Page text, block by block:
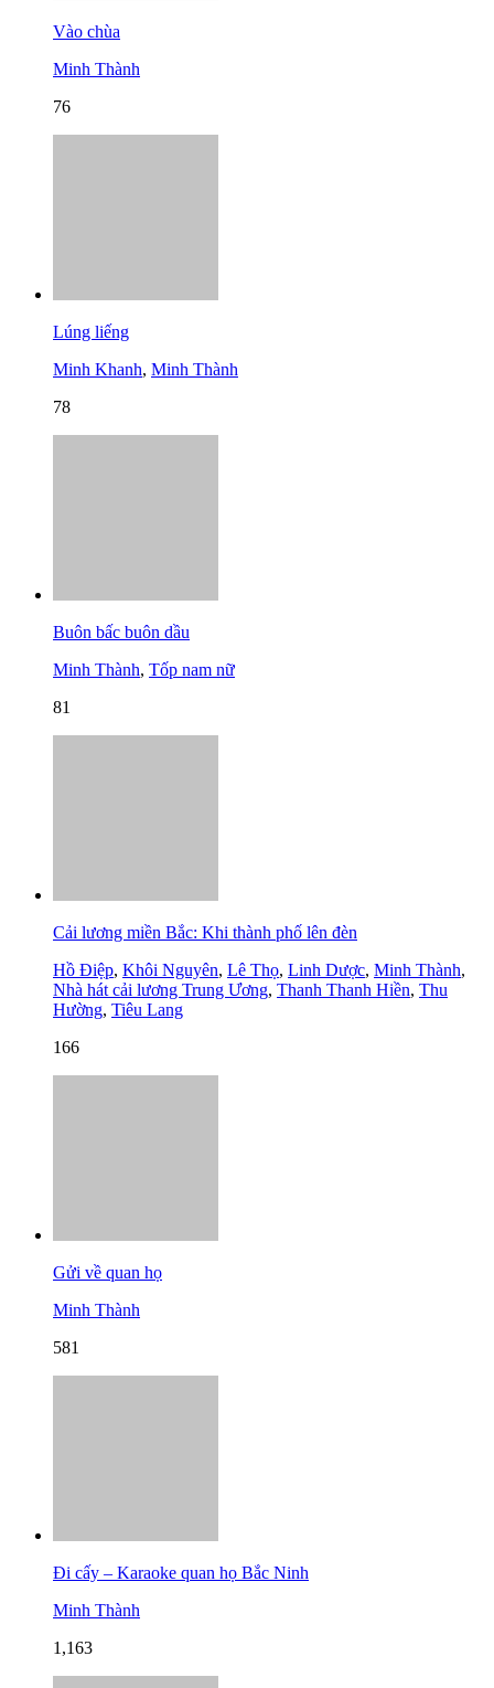
Vào chùa
Minh Thành
76
Lúng liếng
Minh Khanh, Minh Thành
78
Buôn bấc buôn dầu
Minh Thành, Tốp nam nữ
81
Cải lương miền Bắc: Khi thành phố lên đèn
Hồ Điệp, Khôi Nguyên, Lê Thọ, Linh Dược, Minh Thành,
Nhà hát cải lương Trung Ương, Thanh Thanh Hiền, Thu
Hường, Tiêu Lang
166
Gửi về quan họ
Minh Thành
581
Đi cấy – Karaoke quan họ Bắc Ninh
Minh Thành
1,163